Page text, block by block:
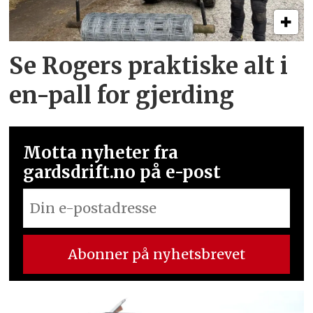
Se Rogers praktiske alt i
en-pall for gjerding
Motta nyheter fra
gardsdrift.no på e-post